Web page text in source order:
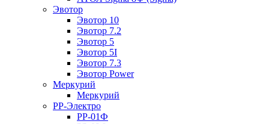
Эвотор
Эвотор 10
Эвотор 7.2
Эвотор 5
Эвотор 5I
Эвотор 7.3
Эвотор Power
Меркурий
Меркурий
РР-Электро
РР-01Ф